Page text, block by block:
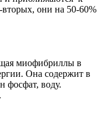
они на 50-60%
миофибриллы в
Она содержит в
фосфат, воду.